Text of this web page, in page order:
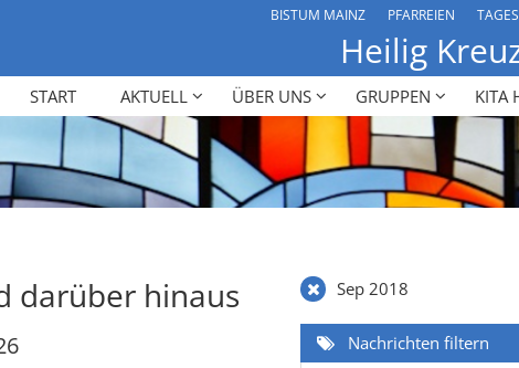
BISTUM MAINZ PFARREIEN
Heilig
START AKTUELL ÜBER UNS GRUPPEN KITA
darüber hinaus Sep 2018
Nachrichten filtern